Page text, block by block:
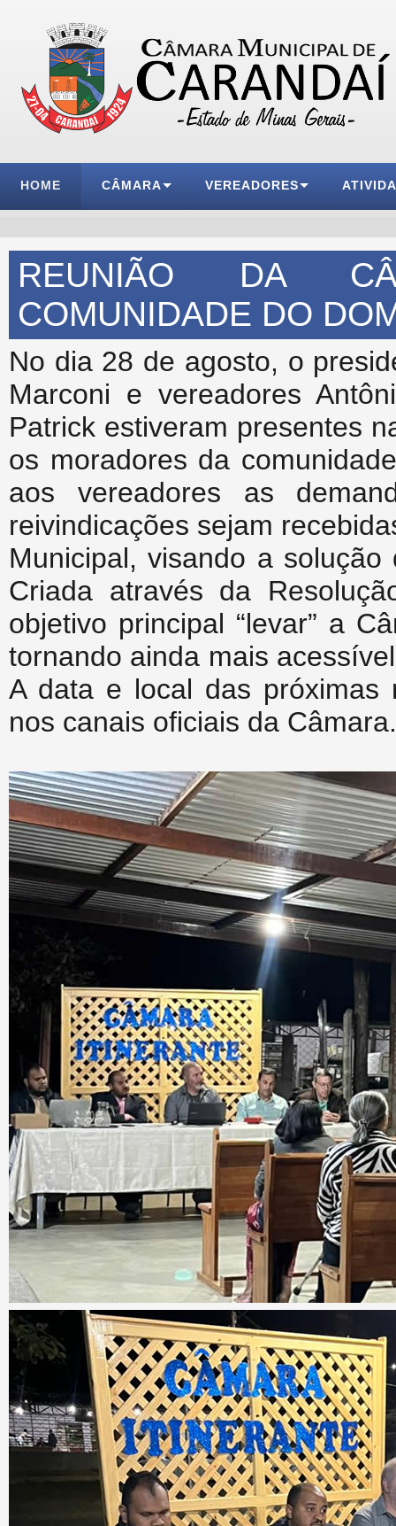
HOME CÂMARA VEREADORES
REUNIÃO DA
COMUNIDADE DO
No dia 28 de agosto, o
Marconi e vereadores
Patrick estiveram presentes
os moradores da
aos vereadores as
reivindicações sejam
Municipal, visando a
Criada através da
objetivo principal “levar” a
tornando ainda mais
A data e local das próximas
nos canais oficiais da